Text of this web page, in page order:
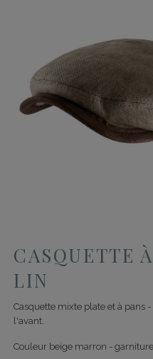
CASQUETTE
LIN
Casquette mixte plate et à pans
l'avant.
Couleur beige marron -